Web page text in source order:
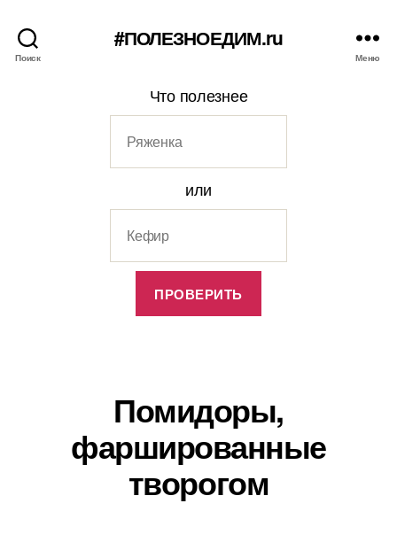
Поиск
#ПОЛЕЗНОЕДИМ.ru
Меню
Что полезнее
или
Помидоры,
фаршированные
творогом